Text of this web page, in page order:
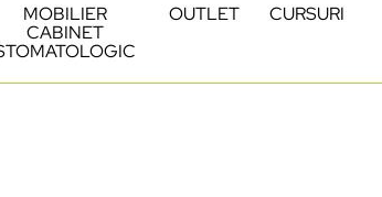
MOBILIER
CABINET
OUTLET CURSURI